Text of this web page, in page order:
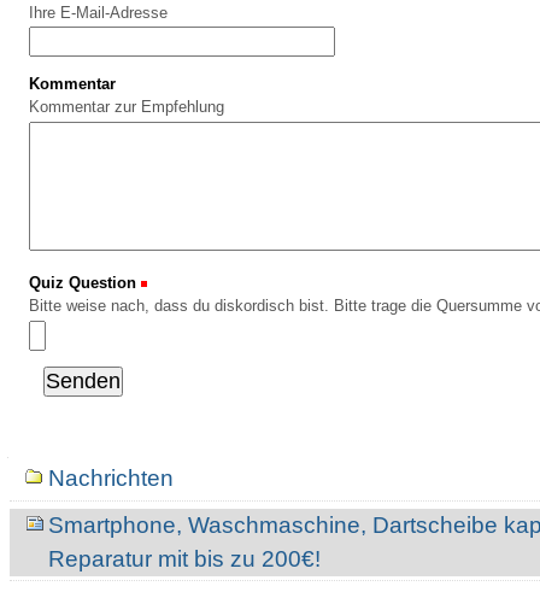
Ihre E-Mail-Adresse
Kommentar
Kommentar zur Empfehlung
Quiz Question
Bitte weise nach, dass du diskordisch bist. Bitte trage die Quersumme
NavigationNachrichten
Smartphone, Waschmaschine, Dartscheibe
Reparatur mit bis zu 200€!